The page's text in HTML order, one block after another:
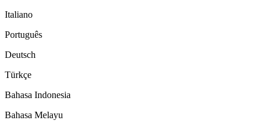
Italiano
Português
Deutsch
Türkçe
Bahasa Indonesia
Bahasa Melayu